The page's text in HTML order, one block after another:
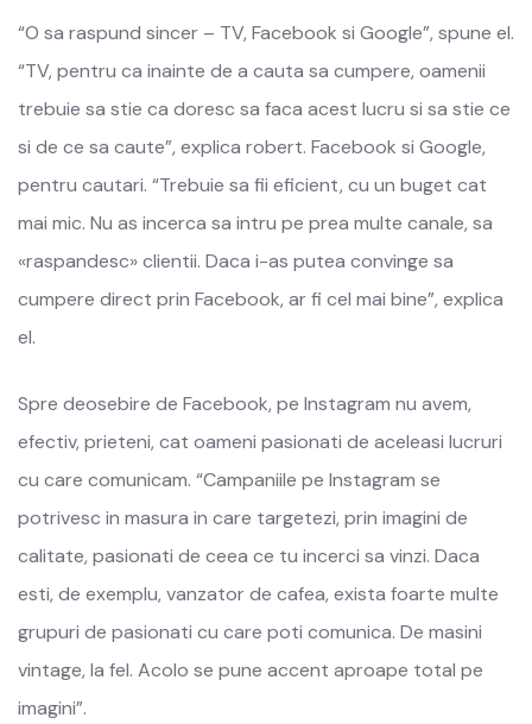
“O sa raspund sincer – TV, Facebook si Google”, spune el.
“TV, pentru ca inainte de a cauta sa cumpere, oamenii
trebuie sa stie ca doresc sa faca acest lucru si sa stie ce
si de ce sa caute”, explica robert. Facebook si Google,
pentru cautari. “Trebuie sa fii eficient, cu un buget cat
mai mic. Nu as incerca sa intru pe prea multe canale, sa
«raspandesc» clientii. Daca i-as putea convinge sa
cumpere direct prin Facebook, ar fi cel mai bine”, explica
el.
Spre deosebire de Facebook, pe Instagram nu avem,
efectiv, prieteni, cat oameni pasionati de aceleasi lucruri
cu care comunicam. “Campaniile pe Instagram se
potrivesc in masura in care targetezi, prin imagini de
calitate, pasionati de ceea ce tu incerci sa vinzi. Daca
esti, de exemplu, vanzator de cafea, exista foarte multe
grupuri de pasionati cu care poti comunica. De masini
vintage, la fel. Acolo se pune accent aproape total pe
imagini”.